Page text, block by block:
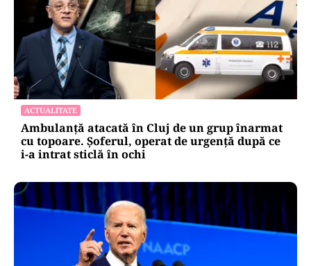
ACTUALITATE
Ambulanță atacată în Cluj de un grup înarmat
cu topoare. Șoferul, operat de urgență după ce
i-a intrat sticlă în ochi